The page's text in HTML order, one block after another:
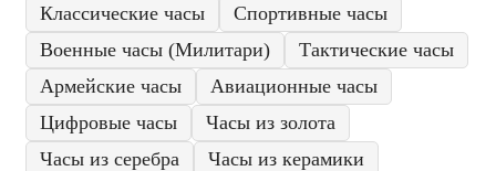
Классические часы
Спортивные часы
Военные часы (Милитари)
Тактические часы
Армейские часы
Авиационные часы
Цифровые часы
Часы из золота
Часы из серебра
Часы из керамики